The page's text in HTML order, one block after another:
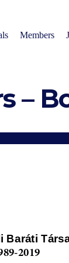
Members
–